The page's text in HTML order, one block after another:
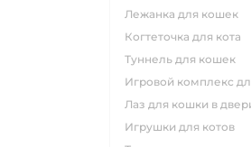
лежанка для кошек
когтеточка для кота
туннель для кошек
игровой комплекс
лаз для кошки в
игрушки для котов